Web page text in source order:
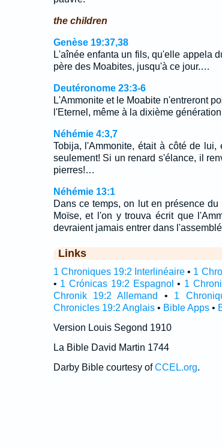
the children
Genèse 19:37,38
L'aînée enfanta un fils, qu'elle appela
père des Moabites, jusqu'à ce jour.…
Deutéronome 23:3-6
L'Ammonite et le Moabite n'entreront
l'Eternel, même à la dixième
Néhémie 4:3,7
Tobija, l'Ammonite, était à côté de lui,
seulement! Si un renard s'élance, il
pierres!…
Néhémie 13:1
Dans ce temps, on lut en présence
Moïse, et l'on y trouva écrit que
devraient jamais entrer dans
Links
1 Chroniques 19:2 Interlinéaire • 1
• 1 Crónicas 19:2 Espagnol • 1
Chronik 19:2 Allemand
• 1
Chronicles 19:2 Anglais• Bible Apps•
Version Louis Segond 1910
La Bible David Martin 1744
Darby Bible courtesy ofCCEL.org.